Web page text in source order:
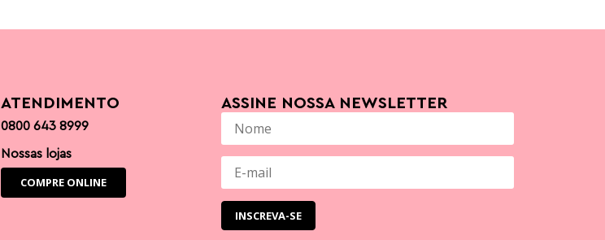
ATENDIMENTO
0800 643 8999
Nossas lojas
COMPRE ONLINE
ASSINE NOSSA NEWSLETTER